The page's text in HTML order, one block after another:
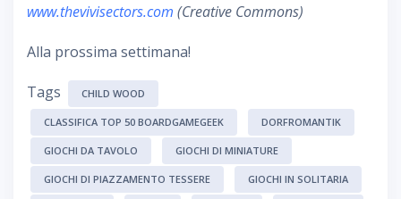
www.thevivisectors.com (Creative Commons)
Alla prossima settimana!
Tags CHILD WOOD
CLASSIFICA TOP 50 BOARDGAMEGEEK DORFROMANTIK
GIOCHI DA TAVOLO GIOCHI DI MINIATURE
GIOCHI DI PIAZZAMENTO TESSERE GIOCHI IN SOLITARIA